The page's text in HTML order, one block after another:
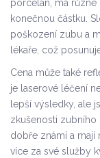
porcelán, má
konečnou částku.
poškození zubu a
lékaře, což
Cena může také
je laserové léčení
lepší výsledky, ale
zkušenosti zubního
dobře známí a
více za své služby